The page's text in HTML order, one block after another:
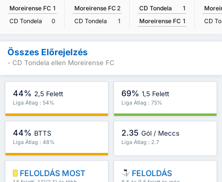
Moreirense FC 1
CD Tondela
0
Moreirense FC 2
CD Tondela
1
CD Tondela
1
Moreirense FC 1
CD
Összes Előrejelzés
- CD Tondela ellen Moreirense FC
44% 2,5 Felett
Liga Átlag : 54%
69% 1,5 Felett
Liga Átlag : 75%
44% BTTS
Liga Átlag : 48%
2.35 Gól / Meccs
Liga Átlag : 2.7
FELOLDÁS MOST FELOLDÁS